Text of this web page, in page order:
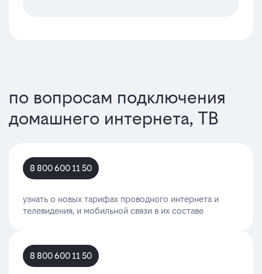
по вопросам подключения
домашнего интернета, ТВ
8 800 600 11 50
узнать о новых тарифах проводного интернета и
телевидения, и мобильной связи в их составе
8 800 600 11 50